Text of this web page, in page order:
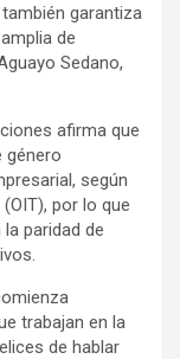
garantiza
de
Sedano,
afirma que
género
según
por lo que
paridad de
trabajan en la
de hablar